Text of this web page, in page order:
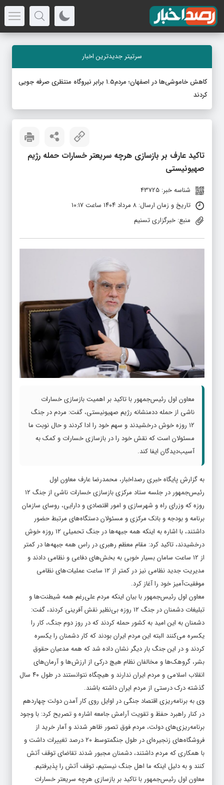
سرتیتر جدیدترین اخبار
کاهش خاموشی‌ها در اصفهان؛ مردم۱.۵ برابر نیروگاه منتظری صرفه جویی
کردند
تاکید عارف بر بازسازی هرچه سریعتر خسارات حمله رژیم
صهیونیستی
شناسه خبر: 43725
تاریخ و زمان ارسال: ۸ مرداد ۱۴۰۴ ساعت ۱۰:۱۷
منبع: خبرگزاری تسنیم
معاون اول رئیس‌جمهور با تاکید بر اهمیت بازسازی خسارات
ناشی از حمله ددمنشانه رژیم صهیونیستی، گفت: مردم در جنگ
۱۲ روزه خوش درخشیدند و سهم خود را ادا کردند و حال نوبت ما
مسئولان است که نقش خود را در بازسازی خسارات و کمک به
آسیب‌دیدگان ایفا کند.
به گزارش پایگاه خبری رصداخبار، محمدرضا عارف معاون اول
رئیس‌جمهور در جلسه ستاد مرکزی بازسازی خسارات ناشی از جنگ‌ ۱۲
روزه که وزرای راه و شهرسازی و امور اقتصادی و دارایی، روسای سازمان
برنامه و بودجه و بانک مرکزی و مسئولان دستگاه‌های مرتبط حضور
داشتند، با اشاره به اینکه همه جبهه‌ها در جنگ تحمیلی ۱۲ روزه خوش
درخشیدند، تاکید کرد: مقام معظم رهبری در راس همه جبهه‌ها در کمتر
از ۱۲ ساعت سامان بسیار خوبی به بخش‌های دفاعی و نظامی دادند و
مدیریت جدید نظامی نیز در کمتر از ۱۲ ساعت عملیات‌های نظامی
موفقیت‌آمیز خود را آغاز کرد.
معاون اول رئیس‌جمهور با بیان اینکه مردم علی‌رغم همه شیطنت‌ها و
تبلیغات دشمنان در جنگ ۱۲ روزه بی‌نظیر نقش آفرینی کردند، گفت:
دشمنان به این امید به کشور حمله کردند که در روز دوم جنگ، کار را
یکسره می‌کنند البته این مردم ایران بودند که کار دشمنان را یکسره
کردند و در این جنگ بار دیگر نشان داده شد که همه مدعیان حقوق
بشر، گروهک‌ها و مخالفان نظام هیچ درکی از ارزش‌ها و آرمان‌های
انقلاب اسلامی و مردم ایران ندارند و هیچگاه نتوانستند در طول ۴۰ سال
گذشته درک درستی از مردم ایران داشته باشند.
وی به برنامه‌ریزی اقتصاد جنگی در اوایل روی کار آمدن دولت چهاردهم
در کنار راهبرد حفظ و تقویت آرامش جامعه اشاره و تصریح کرد: با وجود
برنامه‌ریزی‌های دولت، مردم فوق تصور ظاهر شدند و آمار خرید از
فروشگاه‌های زنجیره‌ای در طول جنگمتوسط ۲۰ درصد تغییرات داشت و
با همکاری که مردم داشتند، دشمنان مجبور شدند تقاضای توقف آتش
کنند و به دلیل اینکه ما اهل جنگ نیستیم، توقف آتش را پذیرفتیم.
معاون اول رئیس‌جمهور با تاکید بر بازسازی هرچه سریعتر خسارات